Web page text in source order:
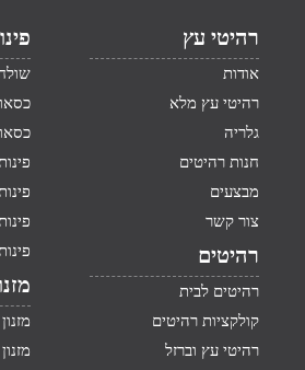
רהיטי עץ
אודות
רהיטי עץ מלא
גלריה
חנות רהיטים
מבצעים
צור קשר
רהיטים
רהיטים לבית
קולקציות רהיטים
רהיטי עץ וברזל